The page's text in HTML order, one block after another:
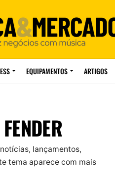
EQUIPAMENTOS ARTIGOS
FENDER
lançamentos,
tema aparece com mais